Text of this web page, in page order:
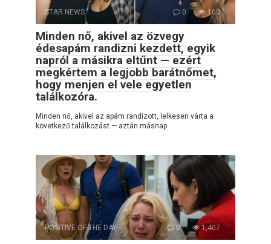
STAR NEWS 0 100
Minden nő, akivel az özvegy
édesapám randizni kezdett, egyik
napról a másikra eltűnt — ezért
megkértem a legjobb barátnőmet,
hogy menjen el vele egyetlen
találkozóra.
Minden nő, akivel az apám randizott, lelkesen várta a
következő találkozást — aztán másnap
POSITIVE OF THE DAY 0 1,407